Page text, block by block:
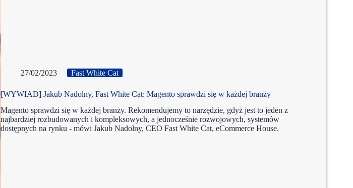
27/02/2023 Fast White Cat
[WYWIAD] Jakub Nadolny, Fast White Cat: Magento sprawdzi się w każdej branży
Magento sprawdzi się w każdej branży. Rekomendujemy to narzędzie, gdyż jest to jeden z
najbardziej rozbudowanych i kompleksowych, a jednocześnie rozwojowych, systemów
dostępnych na rynku - mówi Jakub Nadolny, CEO Fast White Cat, eCommerce House.